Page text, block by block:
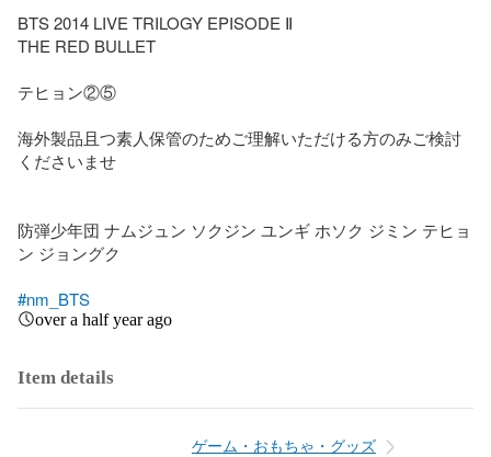
BTS 2014 LIVE TRILOGY EPISODE Ⅱ
THE RED BULLET
テヒョン②⑤
海外製品且つ素人保管のためご理解いただける方のみご検討
くださいませ
防弾少年団 ナムジュン ソクジン ユンギ ホソク ジミン テヒョ
ン ジョングク
#nm_BTS
over a half year ago
Item details
ゲーム・おもちゃ・グッズ